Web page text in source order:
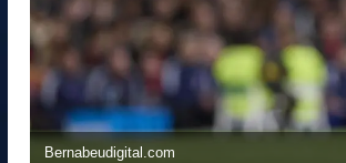
Bernabeudigital.com